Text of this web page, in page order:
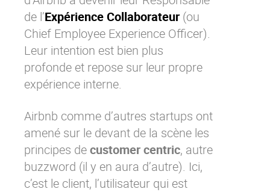
de l’Expérience Collaborateur (ou
Chief Employee Experience Officer).
Leur intention est bien plus
profonde et repose sur leur propre
expérience interne.
Airbnb comme d’autres startups ont
amené sur le devant de la scène les
principes decustomer centric, autre
buzzword (il y en aura d’autre). Ici,
c’est le client, l’utilisateur qui est